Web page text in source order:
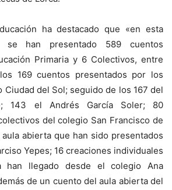
ha destacado que «en esta
han presentado 589 cuentos
Primaria y 6 Colectivos, entre
169 cuentos presentados por los
Ciudad del Sol; seguido de los 167 del
143 el Andrés García Soler; 80
del colegio San Francisco de
abierta que han sido presentados
Yepes; 16 creaciones individuales
han llegado desde el colegio Ana
de un cuento del aula abierta del